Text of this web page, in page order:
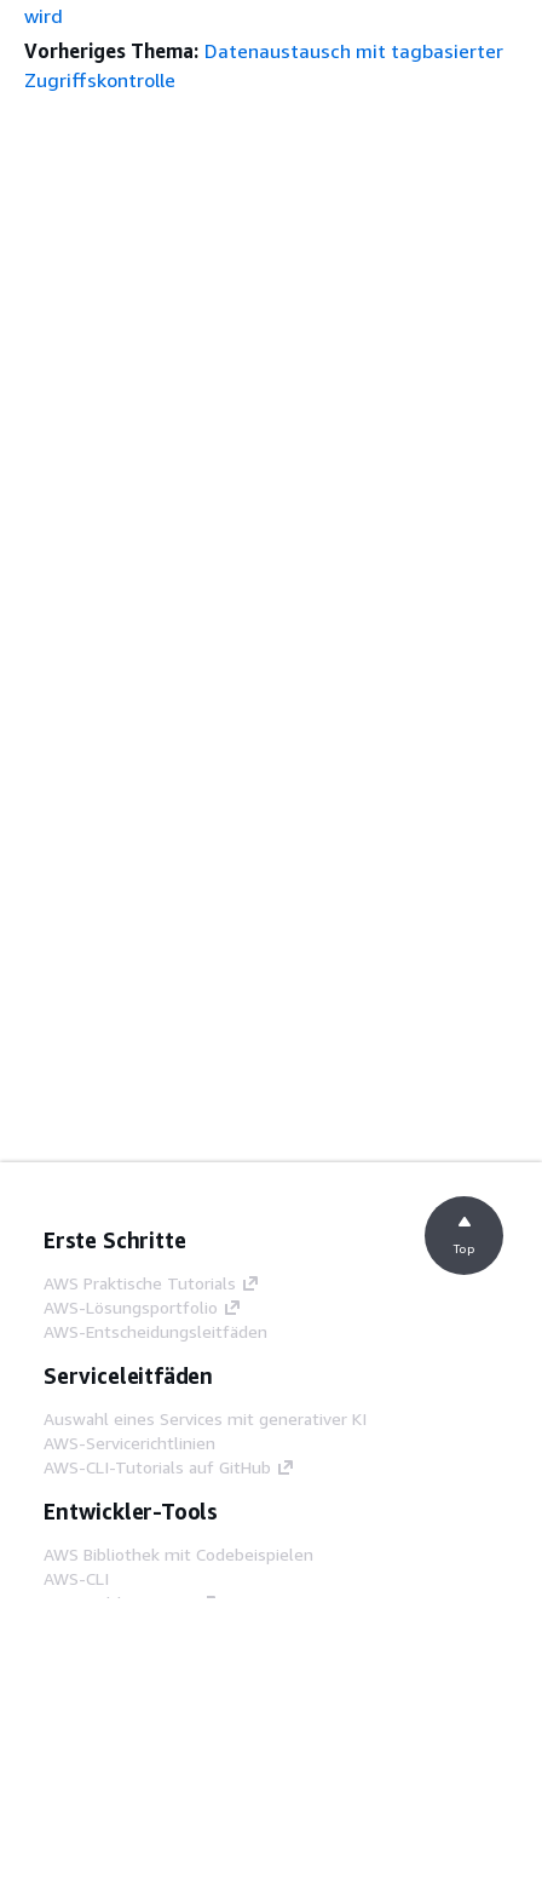
wird
Vorheriges Thema: Datenaustausch mit tagbasierter
Zugriffskontrolle
Erste Schritte
AWS Praktische Tutorials
AWS-Lösungsportfolio
AWS-Entscheidungsleitfäden
Serviceleitfäden
Auswahl eines Services mit generativer KI
AWS-Servicerichtlinien
AWS-CLI-Tutorials auf GitHub
Entwickler-Tools
AWS Bibliothek mit Codebeispielen
AWS-CLI
AWS Builder Center
Top